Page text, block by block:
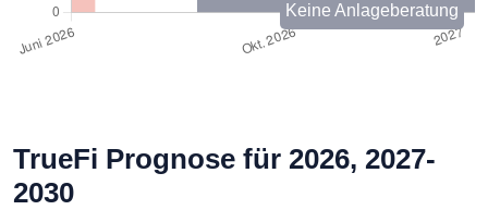
Keine Anlageberatung
TrueFi Prognose für 2026, 2027-
2030